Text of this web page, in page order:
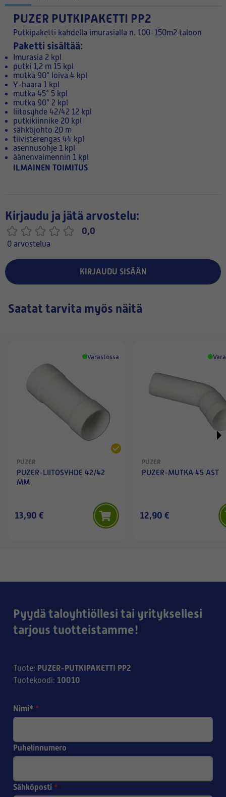
PUZER PUTKIPAKETTI PP2
Putkipaketti kahdella imurasialla n. 100-150m2 taloon
Paketti sisältää:
Imurasia 2 kpl
putki 1,2 m 15 kpl
mutka 90° loiva 4 kpl
Y-haara 1 kpl
mutka 45° 5 kpl
mutka 90° 2 kpl
liitosyhde 42/42 12 kpl
putkikiinnike 20 kpl
sähköjohto 20 m
tiivisterengas 44 kpl
asennusohje 1 kpl
äänenvaimennin 1 kpl
ILMAINEN TOIMITUS
Kirjaudu ja jätä arvostelu:
0,0
0 arvostelua
KIRJAUDU SISÄÄN
Saatat tarvita myös näitä
Varastossa
PUZER
PUZER-LIITOSYHDE 42/42
MM
13,90 €
PUZER
PUZER-MUTKA 45 AST
12,90 €
Pyydä taloyhtiöllesi tai yrityksellesi
tarjous tuotteistamme!
Tuote: PUZER-PUTKIPAKETTI PP2
Tuotekoodi: 10010
Nimi* *
Puhelinnumero
Sähköposti *